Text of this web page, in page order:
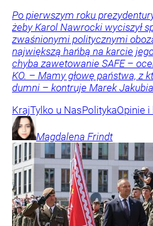
Po pierwszym roku
żeby Karol Nawrocki wyciszył
zwaśnionymi politycznymi
największą hańbą na karcie
chyba zawetowanie SAFE –
KO. – Mamy głowę państwa, z
dumni – kontruje Marek
KrajTylko u NasPolitykaOpinie
Magdalena Frindt